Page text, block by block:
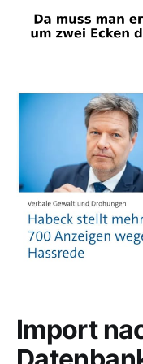
Import